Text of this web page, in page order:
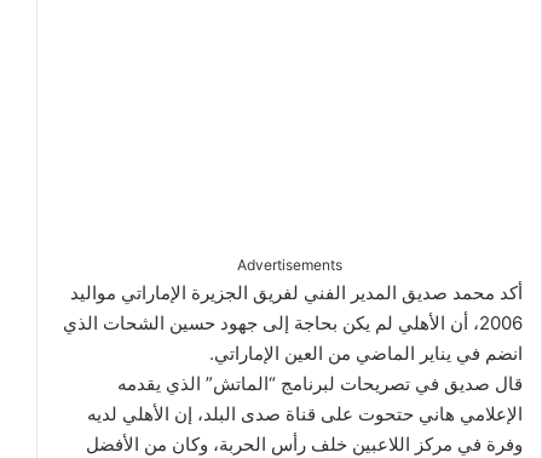
Advertisements
أكد محمد صديق المدير الفني لفريق الجزيرة الإماراتي مواليد
2006، أن الأهلي لم يكن بحاجة إلى جهود حسين الشحات الذي
انضم في يناير الماضي من العين الإماراتي.
قال صديق في تصريحات لبرنامج “الماتش” الذي يقدمه
الإعلامي هاني حتحوت على قناة صدى البلد، إن الأهلي لديه
وفرة في مركز اللاعبين خلف رأس الحربة، وكان من الأفضل